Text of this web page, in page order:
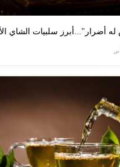
أضرار"...أبرز سلبيات الشاي